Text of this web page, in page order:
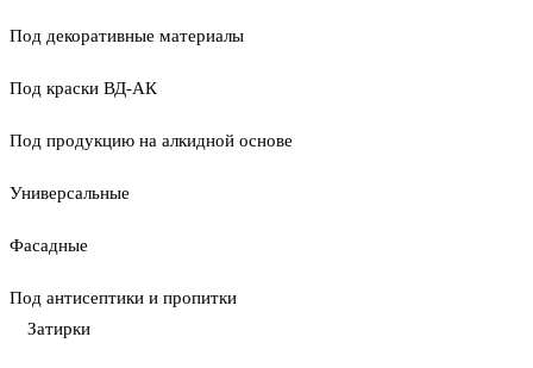
Под декоративные материалы
Под краски ВД-АК
Под продукцию на алкидной основе
Универсальные
Фасадные
Под антисептики и пропитки
Затирки